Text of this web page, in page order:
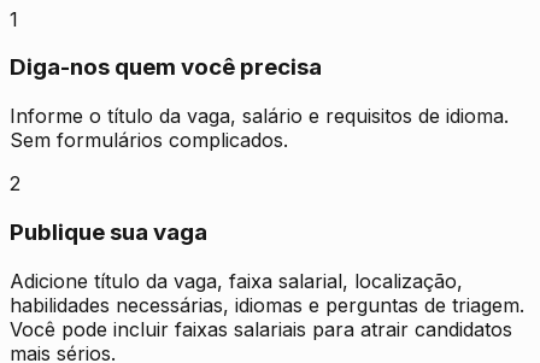
1
Diga-nos quem você precisa
Informe o título da vaga, salário e requisitos de idioma.
Sem formulários complicados.
2
Publique sua vaga
Adicione título da vaga, faixa salarial, localização,
habilidades necessárias, idiomas e perguntas de triagem.
Você pode incluir faixas salariais para atrair candidatos
mais sérios.